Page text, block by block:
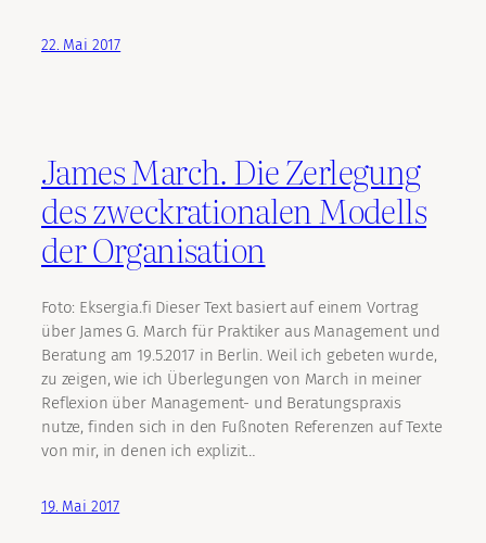
22. Mai 2017
James March. Die Zerlegung
des zweckrationalen Modells
der Organisation
Foto: Eksergia.fi Dieser Text basiert auf einem Vortrag
über James G. March für Praktiker aus Management und
Beratung am 19.5.2017 in Berlin. Weil ich gebeten wurde,
zu zeigen, wie ich Überlegungen von March in meiner
Reflexion über Management- und Beratungspraxis
nutze, finden sich in den Fußnoten Referenzen auf Texte
von mir, in denen ich explizit…
19. Mai 2017